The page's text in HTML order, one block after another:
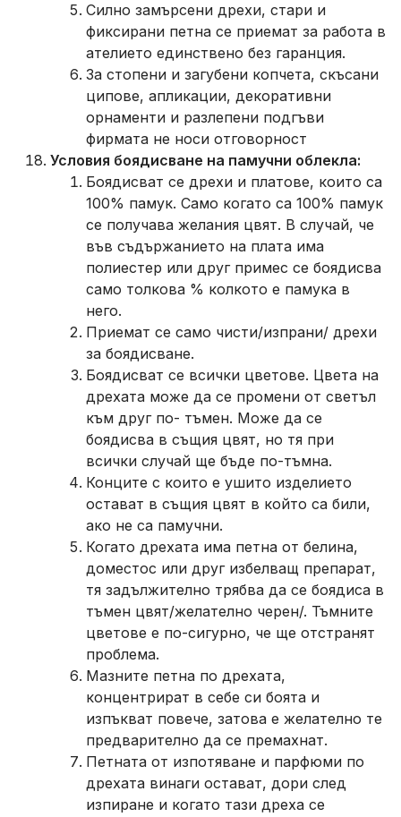
Силно замърсени дрехи, стари и
фиксирани петна се приемат за работа в
ателието единствено без гаранция.
За стопени и загубени копчета, скъсани
ципове, апликации, декоративни
орнаменти и разлепени подгъви
фирмата не носи отговорност
Условия боядисване на памучни облекла:
Боядисват се дрехи и платове, които са
100% памук. Само когато са 100% памук
се получава желания цвят. В случай, че
във съдържанието на плата има
полиестер или друг примес се боядисва
само толкова % колкото е памука в
него.
Приемат се само чисти/изпрани/ дрехи
за боядисване.
Боядисват се всички цветове. Цвета на
дрехата може да се промени от светъл
към друг по- тъмен. Може да се
боядисва в същия цвят, но тя при
всички случай ще бъде по-тъмна.
Конците с които е ушито изделието
остават в същия цвят в който са били,
ако не са памучни.
Когато дрехата има петна от белина,
доместос или друг избелващ препарат,
тя задължително трябва да се боядиса в
тъмен цвят/желателно черен/. Тъмните
цветове е по-сигурно, че ще отстранят
проблема.
Мазните петна по дрехата,
концентрират в себе си боята и
изпъкват повече, затова е желателно те
предварително да се премахнат.
Петната от изпотяване и парфюми по
дрехата винаги остават, дори след
изпиране и когато тази дреха се